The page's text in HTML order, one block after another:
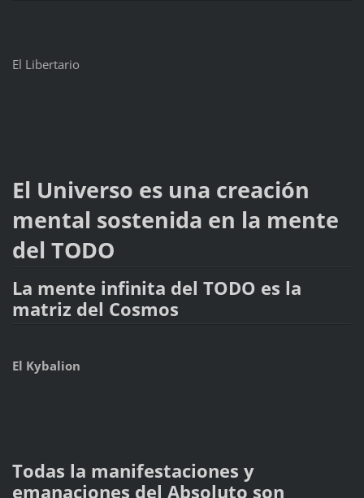
El Libertario
El Universo es una creación
mental sostenida en la mente
del TODO
La mente infinita del TODO es la
matriz del Cosmos
El Kybalion
Todas la manifestaciones y
emanaciones del Absoluto son